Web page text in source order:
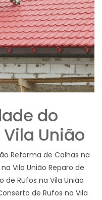
do
União
Reforma de Calhas na
Vila União Reparo de
de Rufos na Vila União
de Rufos na Vila